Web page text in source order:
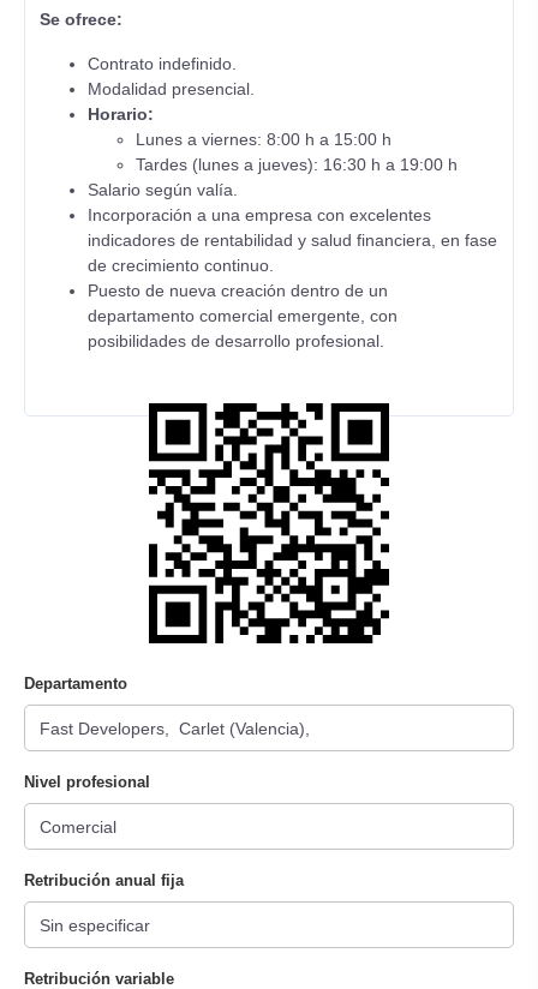
Se ofrece:
Contrato indefinido.
Modalidad presencial.
Horario:
Lunes a viernes: 8:00 h a 15:00 h
Tardes (lunes a jueves): 16:30 h a 19:00 h
Salario según valía.
Incorporación a una empresa con excelentes
indicadores de rentabilidad y salud financiera, en fase
de crecimiento continuo.
Puesto de nueva creación dentro de un
departamento comercial emergente, con
posibilidades de desarrollo profesional.
Departamento
Nivel profesional
Retribución anual fija
Retribución variable